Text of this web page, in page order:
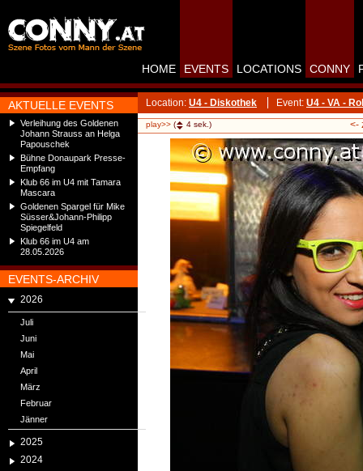
AKTUELLE EVENTS
Verleihung des Goldenen
Johann Strauss an Helga
Papouschek
Bühne Donaupark Presse-
Empfang
Klub 66 im U4 mit Tamara
Mascara
Goldenen Spargel für Mike
Süsser&Johann-Philipp
Spiegelfeld
Klub 66 im U4 am
28.05.2026
EVENTS-ARCHIV
2026
Juli
Juni
Mai
April
März
Februar
Jänner
2025
2024
HOME EVENTS LOCATIONS CONNY
Location: U4 - Diskothek Event: U4 - VA -
play>> ( 4 sek.) <-